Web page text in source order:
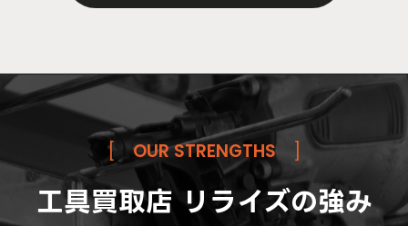
[ OUR STRENGTHS
工具買取店 リライズの強み